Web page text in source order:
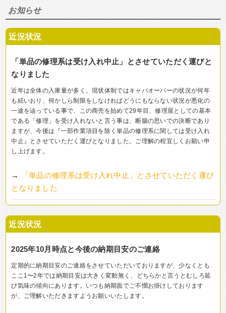
お知らせ
近況状況
「単品の修理系は受け入れ中止」とさせていただく運びと
なりました
近年は全体の入庫量が多く、現状体制ではキャパオーバーの状況が何年
も続いおり、何かしら制限をしなければどうにもならない状況が悪化の
一途を辿っている事で、この商売を始めて29年目、修理屋としての基本
である「修理」を受け入れないと言う事は、断腸の思いでの決断であり
ますが、今後は『一部作業項目を除く単品の修理系に関しては受け入れ
中止』とさせていただく運びとなりました。ご理解の程宜しくお願い申
し上げます。
→
「単品の修理系は受け入れ中止」とさせていただく運び
となりました
近況状況
2025年10月時点と今後の納期目安のご連絡
定期的に納期目安のご連絡をさせていただいておりますが、少なくとも
ここ1〜2年では納期目安は大きく変動無く、どちらかと言うとむしろ延
び気味の傾向にあります。いつも納期面でご不憫お掛けしております
が、ご理解いただきますようお願いいたします。